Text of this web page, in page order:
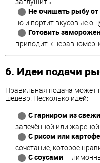
Не очищать рыбу
но и портит вкусовые
Готовить
приводит к
6. Идеи подачи
Правильная подача может
шедевр. Несколько идей:
С гарниром из
запечённой или
С рисом или
сочетание, которое
С соусами—